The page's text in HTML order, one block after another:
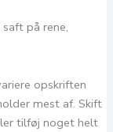
på rene,
opskriften
mest af. Skift
tilføj noget helt